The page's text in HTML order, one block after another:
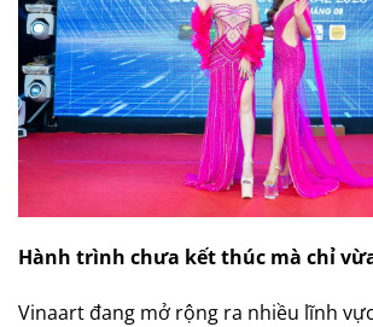
Hành trình chưa kết thúc mà chỉ
Vinaart đang mở rộng ra nhiều lĩnh